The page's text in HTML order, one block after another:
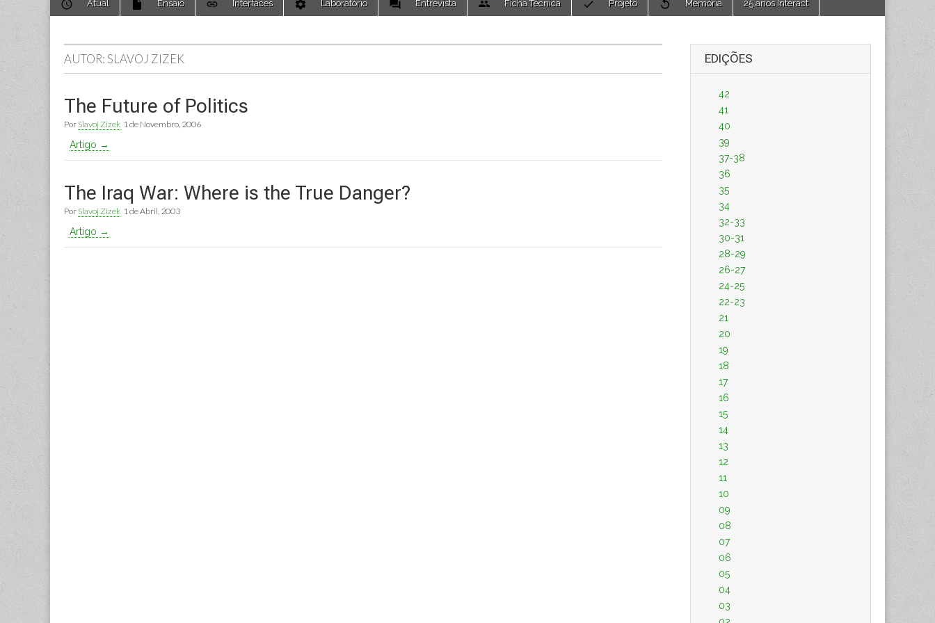
menu
Atual Ensaio Interfaces Laboratório Entrevista Ficha Técnica Projeto Memória 25 anos Interact
AUTOR: SLAVOJ ZIZEK
The Future of Politics
Por Slavoj Zizek 1 de Novembro, 2006
Artigo →
The Iraq War: Where is the True Danger?
Por Slavoj Zizek 1 de Abril, 2003
Artigo →
EDIÇÕES
42
41
40
39
37-38
36
35
34
32-33
30-31
28-29
26-27
24-25
22-23
21
20
19
18
17
16
15
14
13
12
11
10
09
08
07
06
05
04
03